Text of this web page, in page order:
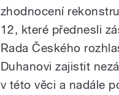
zhodnocení
12, které přednesli
Rada Českého
Duhanovi zajistit
v této věci a nadále